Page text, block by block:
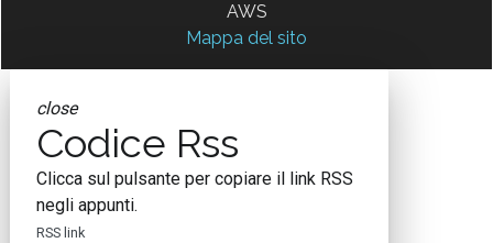
AWS
Mappa del sito
close
Codice Rss
Clicca sul pulsante per copiare il link RSS
negli appunti.
RSS link